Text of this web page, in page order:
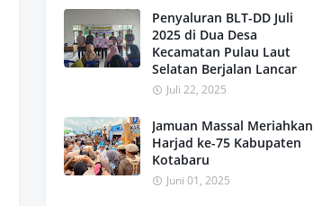
Penyaluran BLT-DD Juli
2025 di Dua Desa
Kecamatan Pulau Laut
Selatan Berjalan Lancar
Juli 22, 2025
Jamuan Massal Meriahkan
Harjad ke-75 Kabupaten
Kotabaru
Juni 01, 2025